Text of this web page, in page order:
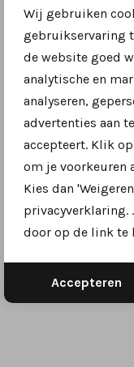
Analytische
Wij gebruiken
gebruikservaring
de website goed
analytische en
analyseren,
advertenties aan
accepteert. Klik
om je voorkeuren
Kies dan
door op de link te
Accepteren